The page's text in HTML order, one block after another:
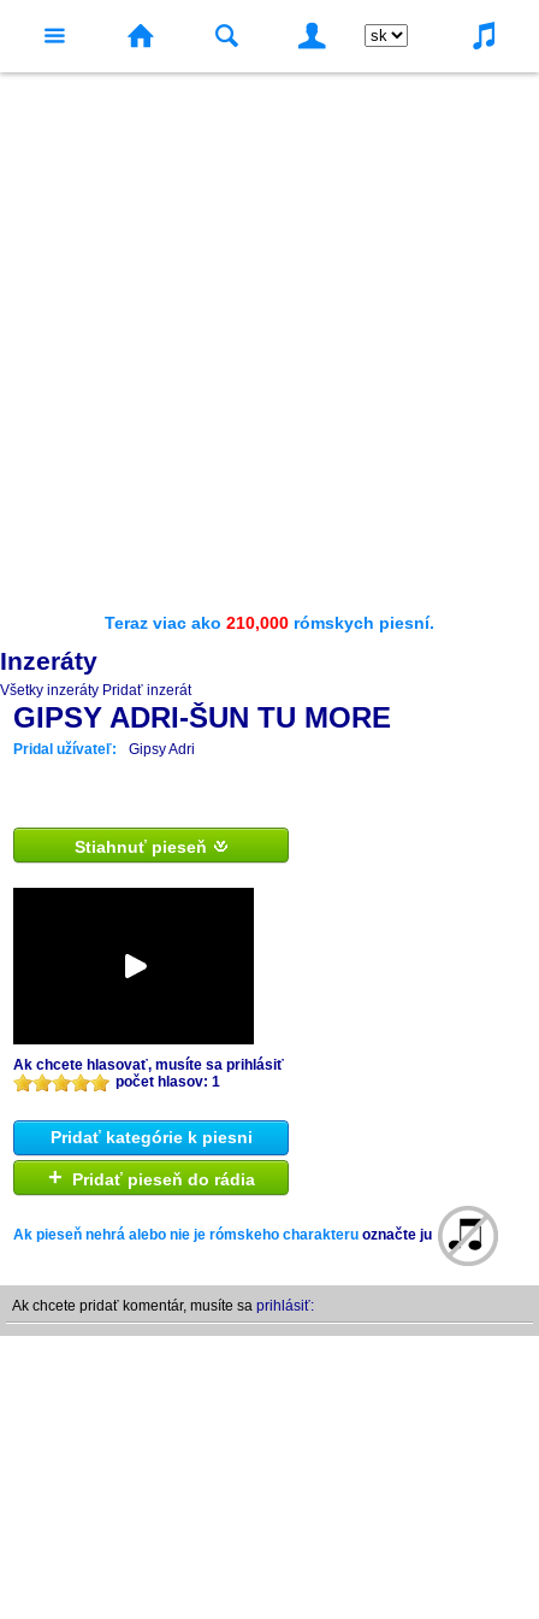
Teraz viac ako 210,000 rómskych piesní.
Inzeráty
Všetky inzeráty Pridať inzerát
GIPSY ADRI-ŠUN TU MORE
Pridal užívateľ: Gipsy Adri
Stiahnuť pieseň
Ak chcete hlasovať, musíte sa prihlásiť
počet hlasov: 1
Pridať kategórie k piesni
+ Pridať pieseň do rádia
Ak pieseň nehrá alebo nie je rómskeho charakteru označte ju
Ak chcete pridať komentár, musíte sa prihlásiť: